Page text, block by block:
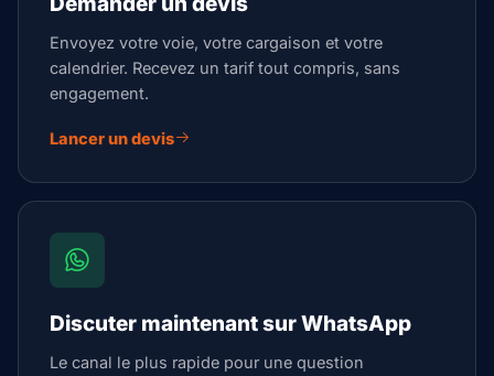
Envoyez votre voie, votre cargaison et votre
calendrier. Recevez un tarif tout compris, sans
engagement.
Lancer un devis
Discuter maintenant sur WhatsApp
Le canal le plus rapide pour une question